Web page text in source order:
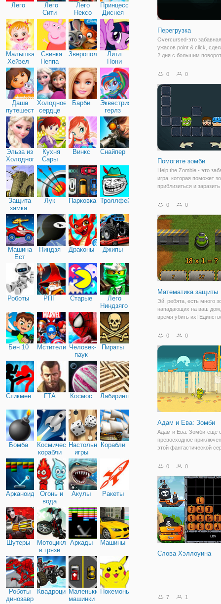
Лего
Лего
Сити
Лего
Нексо
Найтс
Принцессы
Диснея
Малышка
Хейзел
Свинка
Пеппа
Зверополис
Литл
Пони
Дружба
Даша
путешественница
Холодное
сердце
Барби
Эквестрия
герлз
Эльза из
Холодного
сердца
Кухня
Сары
Винкс Снайпер
Защита
замка
Лук Парковка Троллфейс
Машина
Ест
Машину
Ниндзя Драконы Джипы
Роботы РПГ Старые
Лего
Ниндзяго
Бен 10 Мстители Человек-
паук
Пираты
Стикмен ГТА Космос Лабиринты
Бомба
Космические
корабли
Настольные
игры
Корабли
Арканоид
Огонь и
вода
Акулы Ракеты
Шутеры
Мотоциклы
в грязи
Аркады Машины
Роботы
динозавры
КвадроциклыМаленькие
машинки
Покемоны
Перегрузка
Overcursed-это
ужасов point & click,
2 дня с большим
за привидениями,
“Overcursed Inc.” и
0 0
Помогите зомби
Help the Zombie - это
игра, которая поможет
приблизиться и
обычная помощь людям
наоборот. Помощь зомби
0 0
Математика защиты
Эй, ребята, есть много
нападающих на ваш
время убить их!
пушка, и единственный
математические
долго вы
0 0
Адам и Ева: Зомби
Адам и Ева: Зомби-еще
превосходное
этой фантастической
зомби существовали в
игре они, безусловно,
Вы должны еще раз
0 0
Слова Хэллоуина
7 1